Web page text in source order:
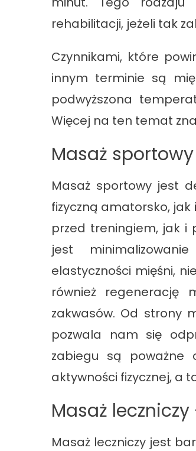
rehabilitacji, jeżeli tak
Czynnikami, które
innym terminie są
podwyższona
Więcej na ten temat
Masaż
Masaż sportowy jest
fizyczną amatorsko,
przed treningiem, jak i
jest
elastyczności mięśni,
również regenerację
zakwasów. Od strony
pozwala nam się
zabiegu są poważne
aktywności fizycznej, a
Masaż
Masaż leczniczy jest